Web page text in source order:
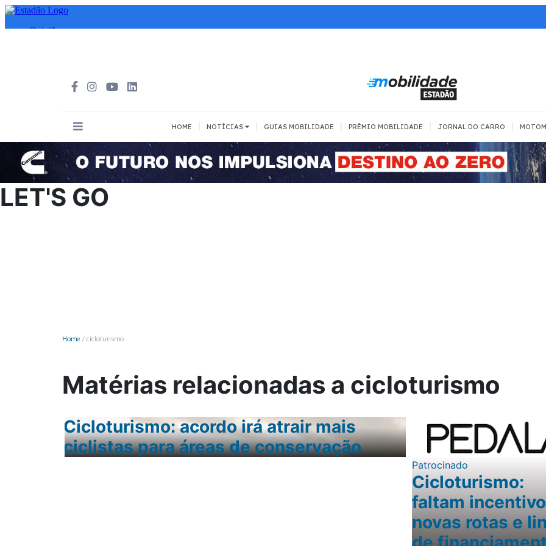
HOME NOTÍCIAS
INOVAÇÃO
Todos
MEIOS DE TRANSPORTE
Todos
MOBILIDADE COM
SEGURANÇA
MOBILIDADE
Todos
GUIAS MOBILIDADE PRÊMIO MOBILIDADE JORNAL DO CARRO
LET'S GO
Home / cicloturismo
Matérias relacionadas a cicloturismo
Cicloturismo: acordo irá atrair mais
ciclistas para áreas de conservação
Ciclistas
para apoiar
Patrocinado
Cicloturismo:
faltam
novas rotas e